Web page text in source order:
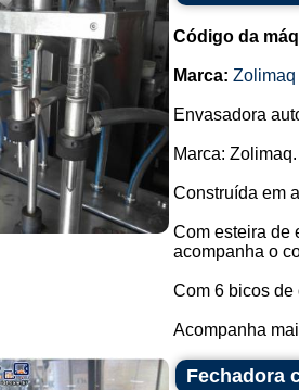
Código da
Marca: Zolimaq
Envasadora
Marca: Zolimaq.
Construída em
Com esteira de
acompanha o
Com 6 bicos de
Acompanha
Fechadora